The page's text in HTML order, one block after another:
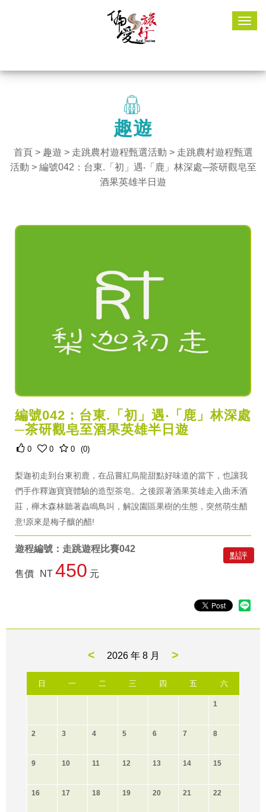
趣遊
首頁> 趣遊 > 走跳農村遊程甄選活動 > 走跳農村遊程甄選
活動 > 編號042：台東.「初」遇‧「鹿」林深處─茶研觀皂至
酒果英雄半日遊
編號042：台東.「初」遇‧「鹿」林深處
─茶研觀皂至酒果英雄半日遊
0 0 0 (0)
梨迦初走到台東初鹿，在品嘗紅烏龍甜點好味道的當下，也讓我
們手作釋迦寶寶體驗的造型茶皂。之後跟著酒果英雄走入曲禾酒
莊，櫸木森林聽著蟲鳴鳥叫，解說園區果樹的生態，突然萌生醋
意!原來是梅子釀的醋!
點評
遊程編號：走跳遊程比賽042
售價 NT 450 元
< 2026 年 8 月 >
日 一 二 三 四 五 六
1
2 3 4 5 6 7 8
9 10 11 12 13 14 15
16 17 18 19 20 21 22